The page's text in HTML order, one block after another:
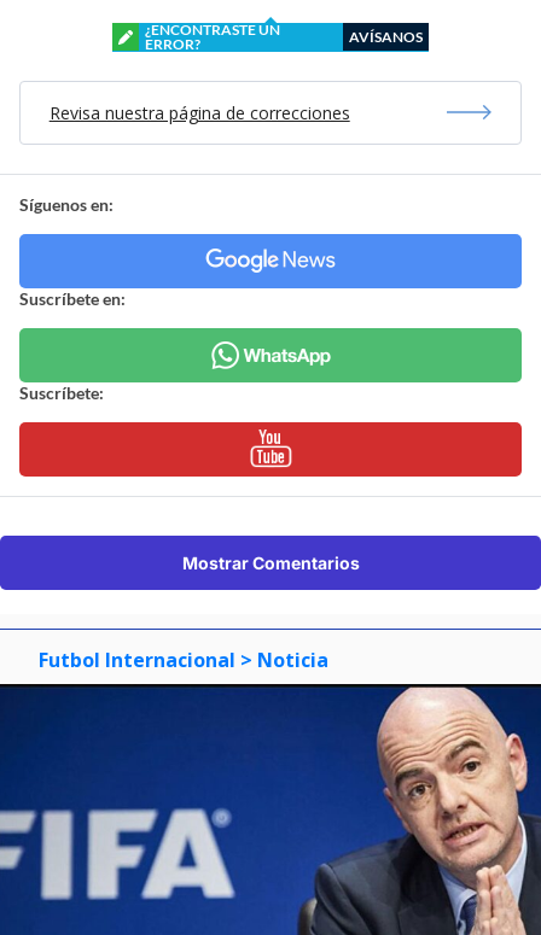
¿ENCONTRASTE UN
ERROR?
AVÍSANOS
Revisa nuestra página de correcciones
Síguenos en:
Suscríbete en:
Suscríbete:
Mostrar Comentarios
Futbol Internacional > Noticia